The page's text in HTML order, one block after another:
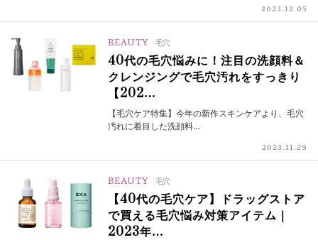
2023.12.05
BEAUTY 毛穴
40代の毛穴悩みに！注目の洗顔料＆
クレンジングで毛穴汚れをすっきり
【202…
【毛穴ケア特集】今年の新作スキンケアより、毛穴
汚れに着目した洗顔料…
2023.11.29
BEAUTY 毛穴
【40代の毛穴ケア】ドラッグストア
で買える毛穴悩み対策アイテム｜
2023年…